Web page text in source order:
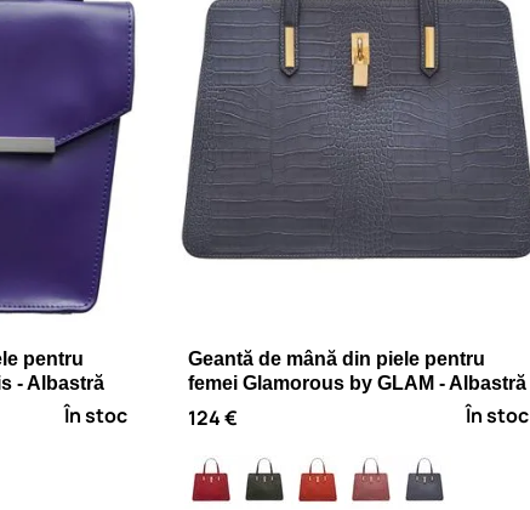
pentru
- Albastră
În stoc
Geantă de mână din piele pentru
femei Glamorous by GLAM - Albastră
124 € În stoc